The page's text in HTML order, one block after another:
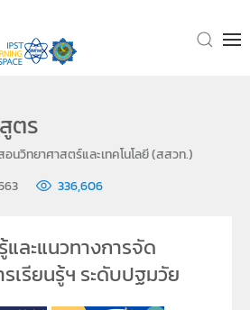
ตร
นวิทยาศาสตร์และเทคโนโลยี (สสวท.)
336,606
และแนวทางการจัด
เรียนรู้ฯ ระดับปฐมวัย